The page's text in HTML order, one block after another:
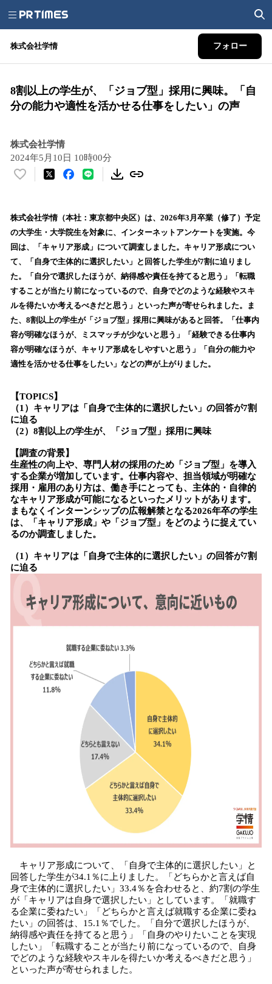
株式会社学情 フォロー
8割以上の学生が、「ジョブ型」採用に興味。「自
分の能力や適性を活かせる仕事をしたい」の声
株式会社学情
2024年5月10日 10時00分
い
！
数
を
込
み
中
で
す
株式会社学情（本社：東京都中央区）は、2026年3月卒業（修了）予定
の大学生・大学院生を対象に、インターネットアンケートを実施。今
回は、「キャリア形成」について調査しました。キャリア形成につい
て、「自身で主体的に選択したい」と回答した学生が7割に迫りまし
た。「自分で選択したほうが、納得感や責任を持てると思う」「転職
することが当たり前になっているので、自身でどのような経験やスキ
ルを得たいか考えるべきだと思う」といった声が寄せられました。ま
た、8割以上の学生が「ジョブ型」採用に興味があると回答。「仕事内
容が明確なほうが、ミスマッチが少ないと思う」「経験できる仕事内
容が明確なほうが、キャリア形成をしやすいと思う」「自分の能力や
適性を活かせる仕事をしたい」などの声が上がりました。
【TOPICS】
（1）キャリアは「自身で主体的に選択したい」の回答が7割
に迫る
（2）8割以上の学生が、「ジョブ型」採用に興味
【調査の背景】
生産性の向上や、専門人材の採用のため「ジョブ型」を導入
する企業が増加しています。仕事内容や、担当領域が明確な
採用・雇用のあり方は、働き手にとっても、主体的・自律的
なキャリア形成が可能になるといったメリットがあります。
まもなくインターンシップの広報解禁となる2026年卒の学生
は、「キャリア形成」や「ジョブ型」をどのように捉えてい
るのか調査しました。
（1）キャリアは「自身で主体的に選択したい」の回答が7割
に迫る
キャリア形成について、「自身で主体的に選択したい」と
回答した学生が34.1％に上りました。「どちらかと言えば自
身で主体的に選択したい」33.4％を合わせると、約7割の学生
が「キャリアは自身で選択したい」としています。「就職す
る企業に委ねたい」「どちらかと言えば就職する企業に委ね
たい」の回答は、15.1％でした。「自分で選択したほうが、
納得感や責任を持てると思う」「自身のやりたいことを実現
したい」「転職することが当たり前になっているので、自身
でどのような経験やスキルを得たいか考えるべきだと思う」
といった声が寄せられました。